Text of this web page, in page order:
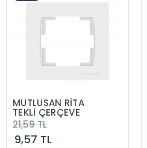
MUTLUSAN RİTA
TEKLİ ÇERÇEVE
21,59 TL
9,57 TL